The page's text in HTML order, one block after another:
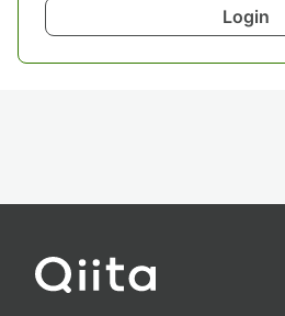
Login